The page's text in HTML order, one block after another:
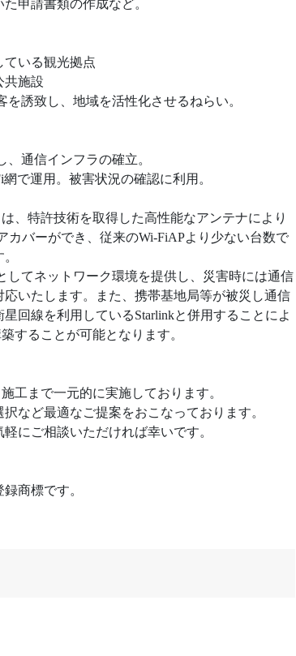
申請書類の作成など。
ている観光拠点
共施設
誘致し、地域を活性化させるねらい。
、通信インフラの確立。
で運用。被害状況の確認に利用。
、特許技術を取得した高性能なアンテナにより
バーができ、従来のWi-FiAPより少ない台数で
してネットワーク環境を提供し、災害時には通信
いたします。また、携帯基地局等が被災し通信
回線を利用しているStarlinkと併用することによ
することが可能となります。
工まで一元的に実施しております。
など最適なご提案をおこなっております。
にご相談いただければ幸いです。
商標です。